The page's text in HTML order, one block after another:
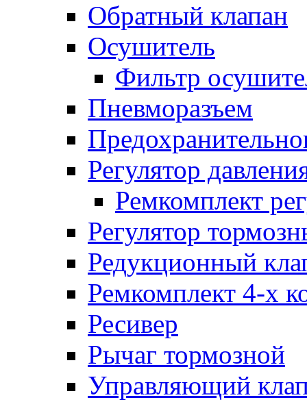
Обратный клапан
Осушитель
Фильтр
Пневморазъем
Регулятор
Ремкомплект
Регулятор
Редукционный
Ремкомплект 4-х
Ресивер
Рычаг тормозной
Управляющий